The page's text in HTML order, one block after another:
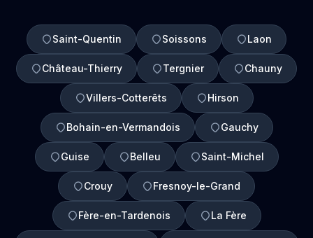
Saint-Quentin Soissons Laon
Château-Thierry Tergnier Chauny
Villers-Cotterêts Hirson
Bohain-en-Vermandois Gauchy
Guise Belleu Saint-Michel
Crouy Fresnoy-le-Grand
Fère-en-Tardenois La Fère